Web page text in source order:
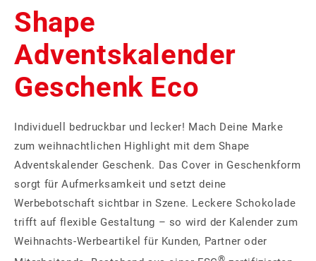
Shape
Adventskalender
Geschenk Eco
Individuell bedruckbar und lecker! Mach Deine Marke
zum weihnachtlichen Highlight mit dem Shape
Adventskalender Geschenk. Das Cover in Geschenkform
sorgt für Aufmerksamkeit und setzt deine
Werbebotschaft sichtbar in Szene. Leckere Schokolade
trifft auf flexible Gestaltung – so wird der Kalender zum
Weihnachts‑Werbeartikel für Kunden, Partner oder
®